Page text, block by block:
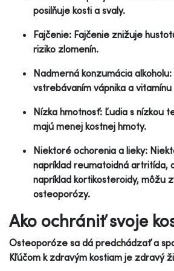
posilňuje kosti a svaly.
Fajčenie: Fajčenie znižuje
riziko zlomenín.
Nadmerná konzumácia
vstrebávaním vápnika a vitamínu
Nízka hmotnosť: Ľudia s nízkou
majú menej kostnej hmoty.
Niektoré ochorenia a lieky:
napríklad reumatoidná artritída,
napríklad kortikosteroidy, môžu
osteoporózy.
Ako ochrániť svoje
Osteoporóze sa dá predchádzať a
Kľúčom k zdravým kostiam je zdravý